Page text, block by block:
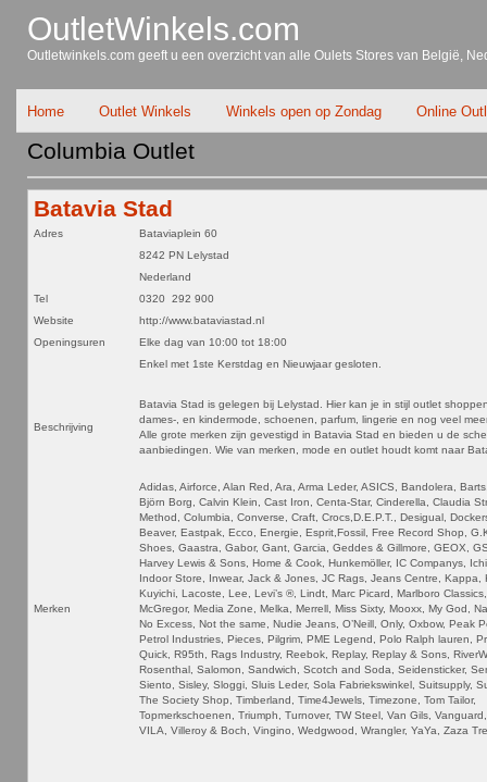
OutletWinkels.com
Outletwinkels.com geeft u een overzicht van alle Oulets Stores van België,
Home Outlet Winkels Winkels open op Zondag Online
Columbia Outlet
Batavia Stad
Adres
Bataviaplein 60
8242 PN Lelystad
Nederland
Tel
0320 292 900
Website
http://www.bataviastad.nl
Openingsuren
Elke dag van 10:00 tot 18:00
Enkel met 1ste Kerstdag en Nieuwjaar gesloten.
Beschrijving
Batavia Stad is gelegen bij Lelystad. Hier kan je in stijl outlet
dames-, en kindermode, schoenen, parfum, lingerie en nog veel
Alle grote merken zijn gevestigd in Batavia Stad en bieden u de
aanbiedingen. Wie van merken, mode en outlet houdt komt naar
Merken
Adidas, Airforce, Alan Red, Ara, Arma Leder, ASICS, Bandolera,
Björn Borg, Calvin Klein, Cast Iron, Centa-Star, Cinderella, Claudia
Method, Columbia, Converse, Craft, Crocs,D.E.P.T., Desigual,
Beaver, Eastpak, Ecco, Energie, Esprit,Fossil, Free Record Shop,
Shoes, Gaastra, Gabor, Gant, Garcia, Geddes & Gillmore, GEOX,
Harvey Lewis & Sons, Home & Cook, Hunkemöller, IC Companys,
Indoor Store, Inwear, Jack & Jones, JC Rags, Jeans Centre, Kappa,
Kuyichi, Lacoste, Lee, Levi’s ®, Lindt, Marc Picard, Marlboro
McGregor, Media Zone, Melka, Merrell, Miss Sixty, Mooxx, My God,
No Excess, Not the same, Nudie Jeans, O’Neill, Only, Oxbow, Peak
Petrol Industries, Pieces, Pilgrim, PME Legend, Polo Ralph lauren,
Quick, R95th, Rags Industry, Reebok, Replay, Replay & Sons,
Rosenthal, Salomon, Sandwich, Scotch and Soda, Seidensticker,
Siento, Sisley, Sloggi, Sluis Leder, Sola Fabriekswinkel, Suitsupply,
The Society Shop, Timberland, Time4Jewels, Timezone, Tom Tailor,
Topmerkschoenen, Triumph, Turnover, TW Steel, Van Gils,
VILA, Villeroy & Boch, Vingino, Wedgwood, Wrangler, YaYa, Zaza